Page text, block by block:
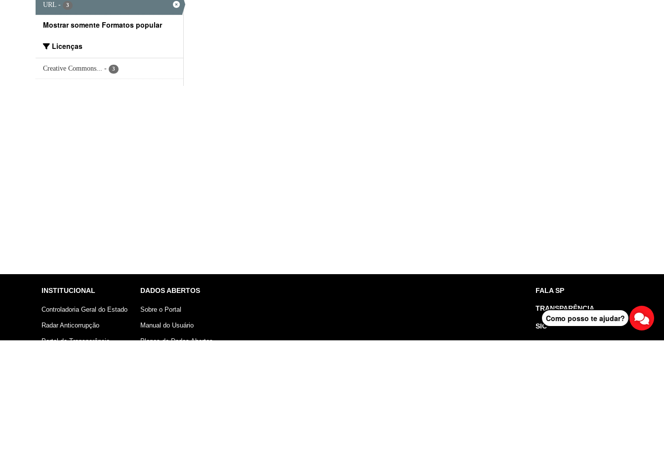
URL - 3
Mostrar somente Formatos popular
Licenças
Creative Commons... - 3
INSTITUCIONAL
Controladoria Geral do Estado
Radar Anticorrupção
Portal da Transparência
DADOS ABERTOS
Sobre o Portal
Manual do Usuário
Planos de Dados Abertos
FALA SP
TRANSPARÊNCIA
SIC
Como posso te ajudar?